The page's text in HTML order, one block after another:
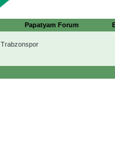
Papatyam Forum
Trabzonspor